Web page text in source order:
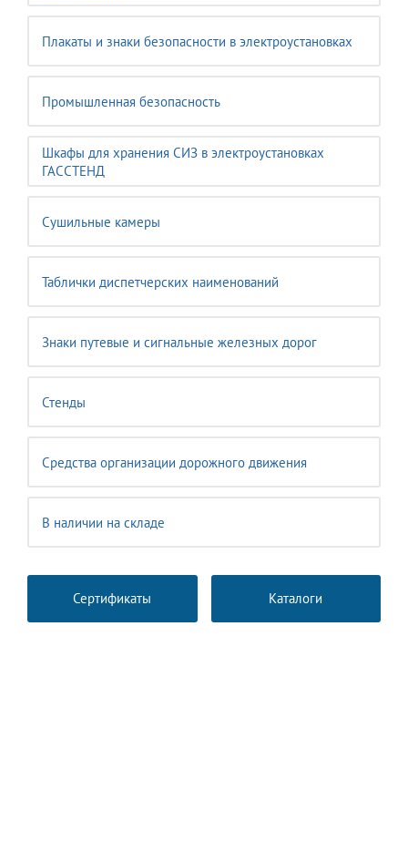
Плакаты и знаки безопасности в электроустановках
Промышленная безопасность
Шкафы для хранения СИЗ в электроустановках
ГАССТЕНД
Сушильные камеры
Таблички диспетчерских наименований
Знаки путевые и сигнальные железных дорог
Стенды
Средства организации дорожного движения
В наличии на складе
Сертификаты Каталоги